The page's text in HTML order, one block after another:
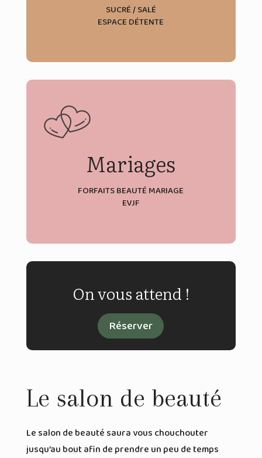
SUCRÉ / SALÉ
ESPACE DÉTENTE
Mariages
FORFAITS BEAUTÉ MARIAGE
EVJF
Découvrir
On vous attend !
Réserver
Le salon de beauté
Le salon de beauté saura vous chouchouter
jusqu’au bout afin de prendre un peu de temps